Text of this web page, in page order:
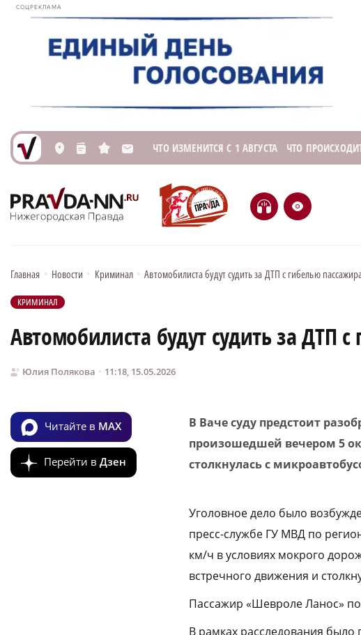
СОЦРЕКЛАМА
L n s M ЧТО ИЗМЕНИТСЯ С 1 АВГУСТА ЧТО
H e
Главная • Новости • Криминал • Автомобилиста будут судить за ДТП с гибелью
КРИМИНАЛ
Автомобилиста будут судить за ДТП
Юлия Полякова 11:18, 15.05.2026
Читайте в MAX
Перейти в Дзен
В Ваче суду предстоит
произошедшей вечером 5
столкнулась с
Уголовное дело было
пресс-службе ГУ МВД по
км/ч в условиях мокрого
встречного движения и
Пассажир «Шевроле Ланос»
В рамках расследования было